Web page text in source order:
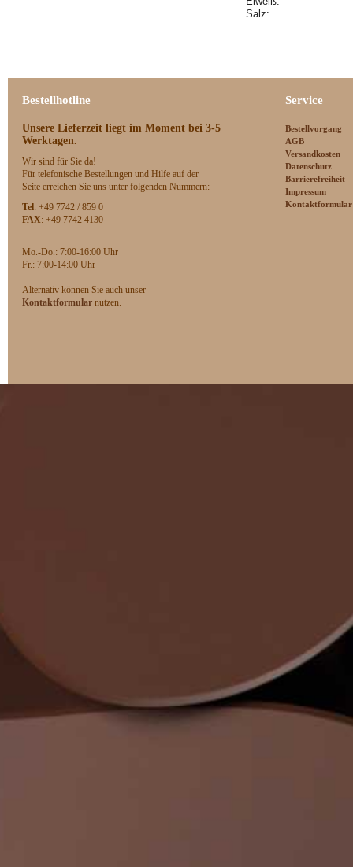
Salz:
Bestellhotline
Unsere Lieferzeit liegt im Moment bei 3-5
Werktagen.
Wir sind für Sie da!
Für telefonische Bestellungen und Hilfe auf der
Seite erreichen Sie uns unter folgenden Nummern:
Tel: +49 7742 / 859 0
FAX: +49 7742 4130
Mo.-Do.: 7:00-16:00 Uhr
Fr.: 7:00-14:00 Uhr
Alternativ können Sie auch unser
Kontaktformular nutzen.
Service
Bestellvorgang
AGB
Versandkosten
Datenschutz
Barrierefreiheit
Impressum
Kontaktformular